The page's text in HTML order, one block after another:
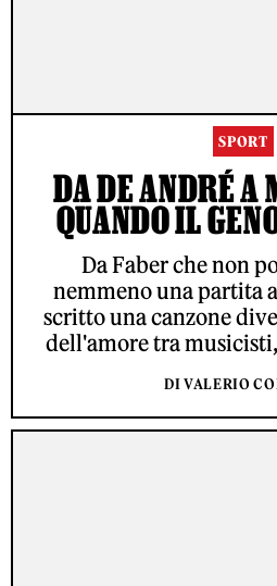
SPORT
DA DE ANDRÉ A
QUANDO IL
Da Faber che non
nemmeno una partita
scritto una canzone
dell'amore tra
DI VALERIO